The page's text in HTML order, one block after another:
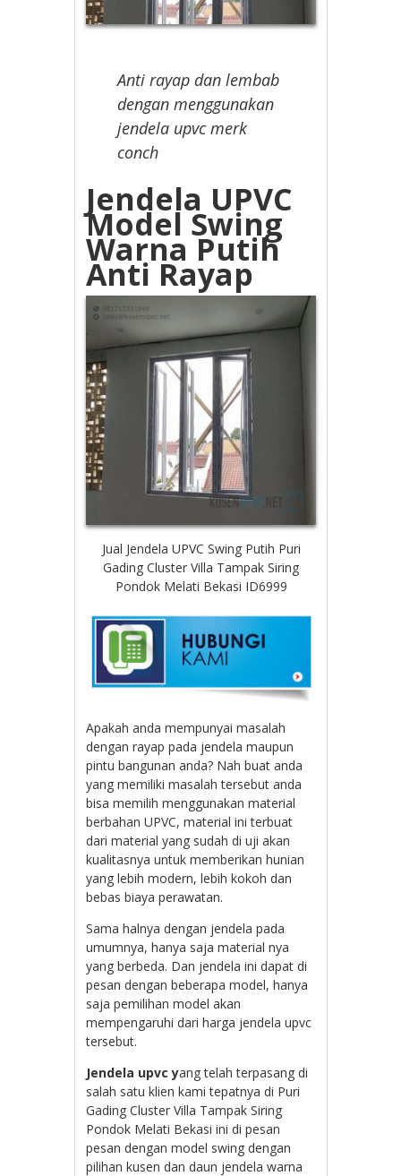
Anti rayap dan lembab
dengan menggunakan
jendela upvc merk
conch
Jendela UPVC
Model Swing
Warna Putih
Anti Rayap
Jual Jendela UPVC Swing Putih Puri
Gading Cluster Villa Tampak Siring
Pondok Melati Bekasi ID6999
Apakah anda mempunyai masalah
dengan rayap pada jendela maupun
pintu bangunan anda? Nah buat anda
yang memiliki masalah tersebut anda
bisa memilih menggunakan material
berbahan UPVC, material ini terbuat
dari material yang sudah di uji akan
kualitasnya untuk memberikan hunian
yang lebih modern, lebih kokoh dan
bebas biaya perawatan.
Sama halnya dengan jendela pada
umumnya, hanya saja material nya
yang berbeda. Dan jendela ini dapat di
pesan dengan beberapa model, hanya
saja pemilihan model akan
mempengaruhi dari harga jendela upvc
tersebut.
Jendela upvc yang telah terpasang di
salah satu klien kami tepatnya di Puri
Gading Cluster Villa Tampak Siring
Pondok Melati Bekasi ini di pesan
pesan dengan model swing dengan
pilihan kusen dan daun jendela warna